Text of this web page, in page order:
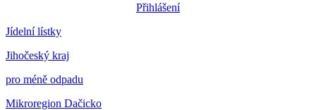
Přihlášení
Jídelní lístky
Jihočeský kraj
pro méně odpadu
Mikroregion Dačicko